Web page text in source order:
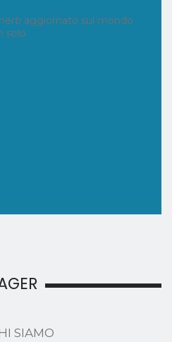
aggiornato sul mondo
solo.
SIAMO